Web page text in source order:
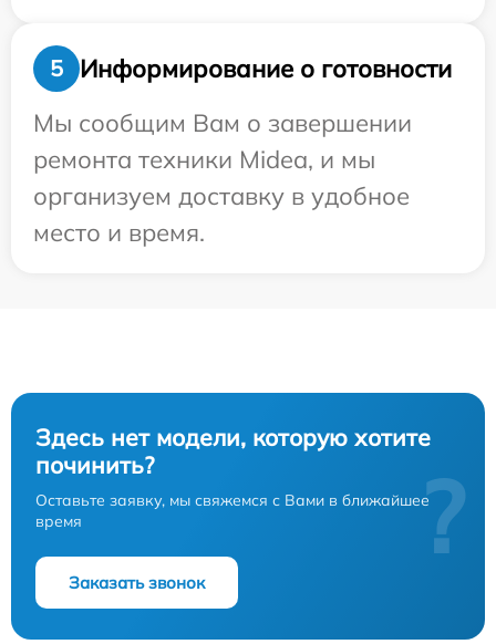
5
Информирование о готовности
Мы сообщим Вам о завершении
ремонта техники Midea, и мы
организуем доставку в удобное
место и время.
Здесь нет модели, которую хотите
починить?
Оставьте заявку, мы свяжемся с Вами в ближайшее
время
Заказать звонок
?